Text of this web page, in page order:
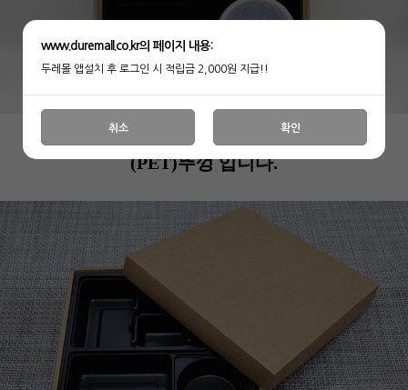
(PET)뚜껑 입니다.
www.duremall.co.kr의 페이지 내용:
두레몰 앱설치 후 로그인 시 적립금 2,000원 지급!!
취소 확인